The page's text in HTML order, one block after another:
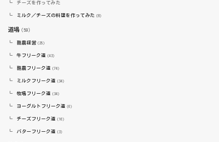
チーズを作ってみた
ミルク／チーズの料理を作ってみた（8）
道場（59）
酪農経営（25）
牛フリーク道（43）
酪農フリーク道（74）
ミルクフリーク道（34）
牧場フリーク道（34）
ヨーグルトフリーク道（6）
チーズフリーク道（16）
バターフリーク道（3）